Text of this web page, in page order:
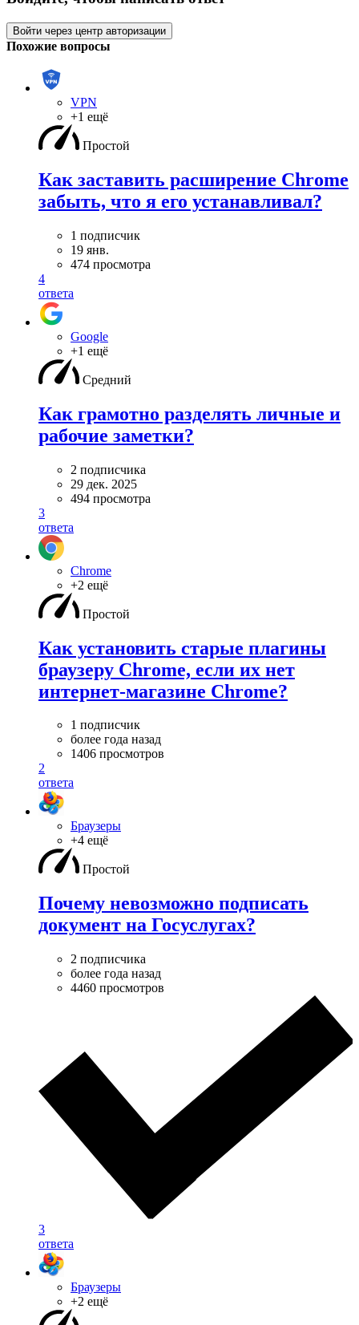
Войти через центр авторизации
Похожие вопросы
VPN
+1 ещё
Простой
Как заставить расширение Chrome
забыть, что я его устанавливал?
1 подписчик
19 янв.
474 просмотра
4
ответа
Google
+1 ещё
Средний
Как грамотно разделять личные и
рабочие заметки?
2 подписчика
29 дек. 2025
494 просмотра
3
ответа
Chrome
+2 ещё
Простой
Как установить старые плагины
браузеру Chrome, если их нет
интернет-магазине Chrome?
1 подписчик
более года назад
1406 просмотров
2
ответа
Браузеры
+4 ещё
Простой
Почему невозможно подписать
документ на Госуслугах?
2 подписчика
более года назад
4460 просмотров
3
ответа
Браузеры
+2 ещё